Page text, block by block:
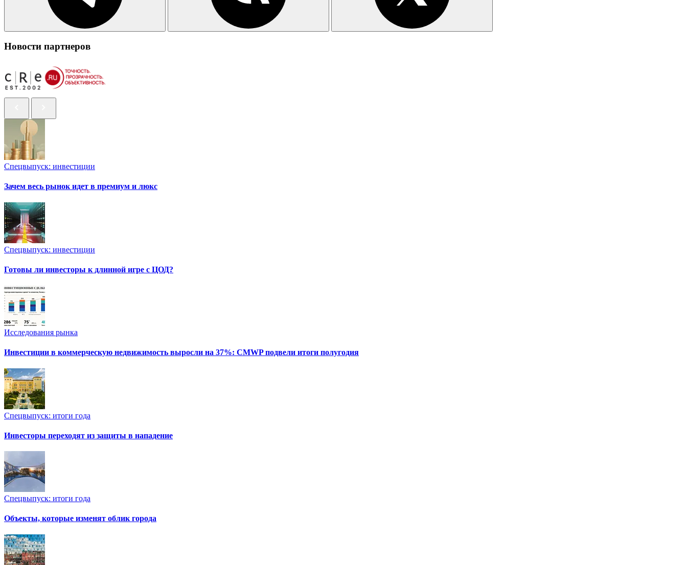
Новости партнеров
Спецвыпуск: инвестиции
Зачем весь рынок идет в премиум и люкс
Спецвыпуск: инвестиции
Готовы ли инвесторы к длинной игре с ЦОД?
Исследования рынка
Инвестиции в коммерческую недвижимость выросли на 37%: CMWP подвели итоги полугодия
Спецвыпуск: итоги года
Инвесторы переходят из защиты в нападение
Спецвыпуск: итоги года
Объекты, которые изменят облик города